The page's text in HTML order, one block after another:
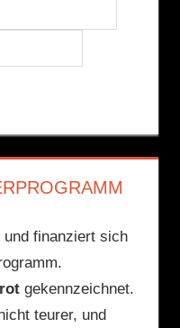
finanziert sich
rotgekennzeichnet.
teurer, und